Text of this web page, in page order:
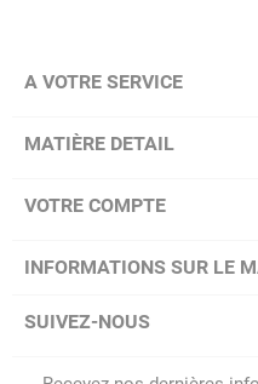
A VOTRE SERVICE
MATIÈRE DETAIL
VOTRE COMPTE
INFORMATIONS SUR LE
SUIVEZ-NOUS